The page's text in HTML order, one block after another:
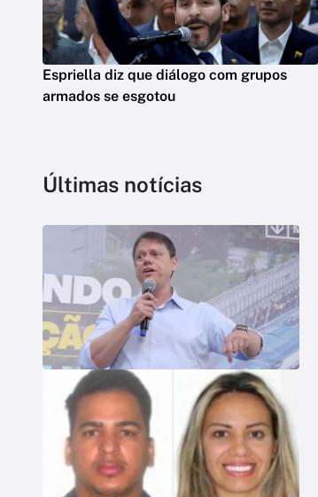
Espriella diz que diálogo com grupos
armados se esgotou
Últimas notícias